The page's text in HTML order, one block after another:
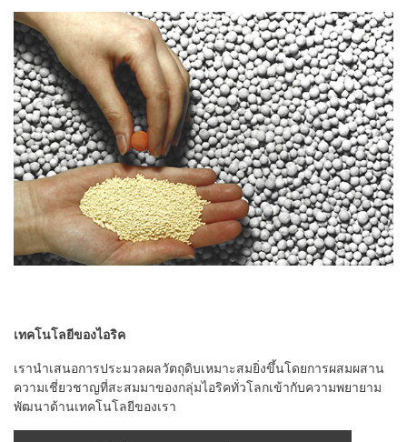
เทคโนโลยีของไอริค
เรานำเสนอการประมวลผลวัตถุดิบเหมาะสมยิ่งขึ้นโดยการผสมผสาน
ความเชี่ยวชาญที่สะสมมาของกลุ่มไอริคทั่วโลกเข้ากับความพยายาม
พัฒนาด้านเทคโนโลยีของเรา